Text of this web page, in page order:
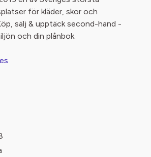
för kläder, skor och
sälj & upptäck second-hand -
och din plånbok.